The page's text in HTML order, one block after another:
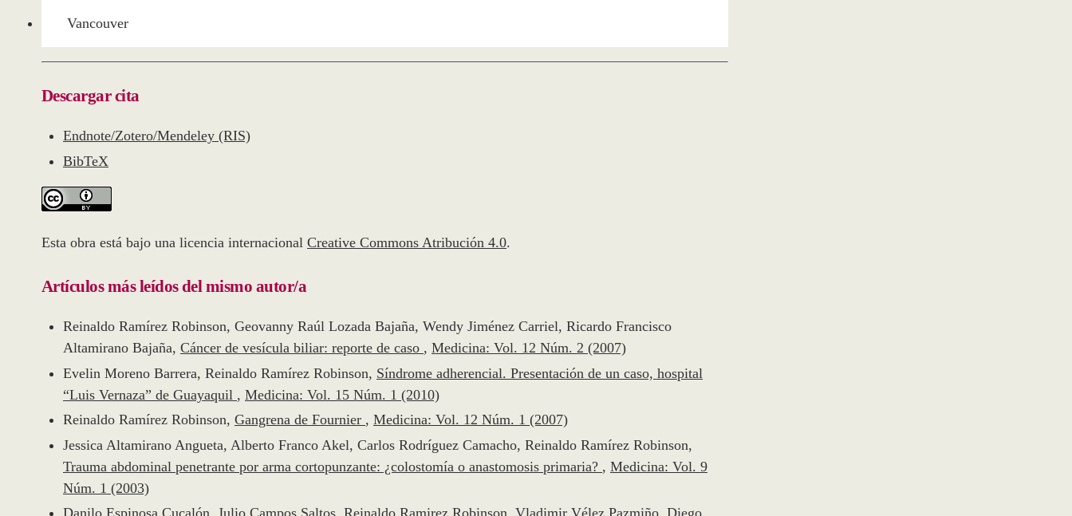
Vancouver
Descargar cita
Endnote/Zotero/Mendeley (RIS)
BibTeX
Esta obra está bajo una licencia internacional Creative Commons Atribución 4.0.
Artículos más leídos del mismo autor/a
Reinaldo Ramírez Robinson, Geovanny Raúl Lozada Bajaña, Wendy Jiménez Carriel, Ricardo Francisco
Altamirano Bajaña, Cáncer de vesícula biliar: reporte de caso , Medicina: Vol. 12 Núm. 2 (2007)
Evelin Moreno Barrera, Reinaldo Ramírez Robinson, Síndrome adherencial. Presentación de un caso, hospital
“Luis Vernaza” de Guayaquil , Medicina: Vol. 15 Núm. 1 (2010)
Reinaldo Ramírez Robinson, Gangrena de Fournier , Medicina: Vol. 12 Núm. 1 (2007)
Jessica Altamirano Angueta, Alberto Franco Akel, Carlos Rodríguez Camacho, Reinaldo Ramírez Robinson,
Trauma abdominal penetrante por arma cortopunzante: ¿colostomía o anastomosis primaria? , Medicina: Vol. 9
Núm. 1 (2003)